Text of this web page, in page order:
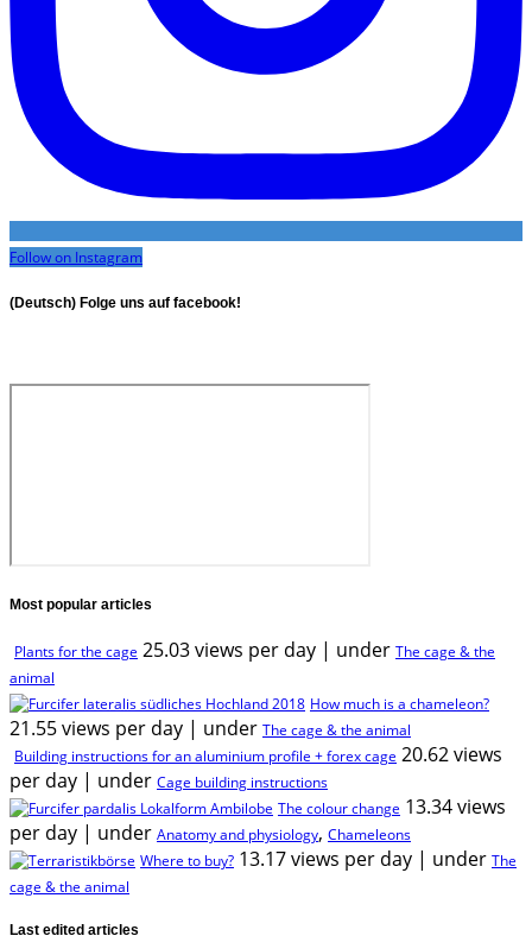
Follow on Instagram
(Deutsch) Folge uns auf facebook!
Most popular articles
Plants for the cage 25.03 views per day | under The cage & the
animal
How much is a chameleon?
21.55 views per day | under The cage & the animal
Building instructions for an aluminium profile + forex cage 20.62 views
per day | under Cage building instructions
The colour change 13.34 views
per day | under Anatomy and physiology, Chameleons
Where to buy? 13.17 views per day | under The
cage & the animal
Last edited articles